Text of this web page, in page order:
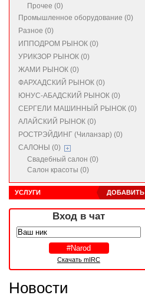
Прочее (0)
Промышленное оборудование (0)
Разное (0)
ИППОДРОМ РЫНОК (0)
УРИКЗОР РЫНОК (0)
ЖАМИ РЫНОК (0)
ФАРХАДСКИЙ РЫНОК (0)
ЮНУС-АБАДСКИЙ РЫНОК (0)
СЕРГЕЛИ МАШИННЫЙ РЫНОК (0)
АЛАЙСКИЙ РЫНОК (0)
РОСТРЭЙДИНГ (Чиланзар) (0)
САЛОНЫ (0)
Свадебный салон (0)
Салон красоты (0)
ДОБАВИТЬ
УСЛУГИ
Вход в чат
Скачать mIRC
Новости